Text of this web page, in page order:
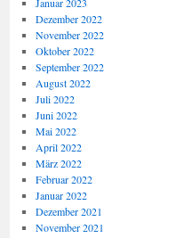
Januar 2023
Dezember 2022
November 2022
Oktober 2022
September 2022
August 2022
Juli 2022
Juni 2022
Mai 2022
April 2022
März 2022
Februar 2022
Januar 2022
Dezember 2021
November 2021